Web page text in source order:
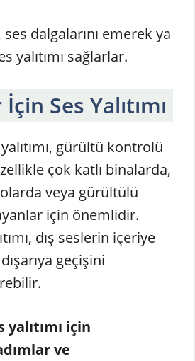
dalgalarını emerek ya
yalıtımı sağlarlar.
Ses Yalıtımı
gürültü kontrolü
çok katlı binalarda,
veya gürültülü
için önemlidir.
dış seslerin içeriye
geçişini
için
ve